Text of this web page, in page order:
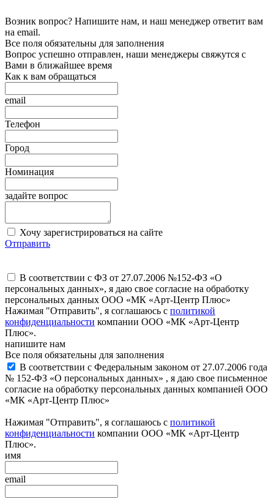
Возник вопрос? Напишите нам, и наш менеджер ответит вам
на email.
Все поля обязательны для заполнения
Вопрос успешно отправлен, наши менеджеры свяжутся с
Вами в ближайшее время
Как к вам обращаться
email
Телефон
Город
Номинация
задайте вопрос
Хочу зарегистрироваться на сайте
Отправить
В соответствии с ФЗ от 27.07.2006 №152-ФЗ «О
персональных данных», я даю свое согласие на обработку
персональных данных ООО «МК «Арт-Центр Плюс»
Нажимая "Отправить", я соглашаюсь с политикой
конфиденциальности компании ООО «МК «Арт-Центр
Плюс».
напишите нам
Все поля обязательны для заполнения
В соответствии с Федеральным законом от 27.07.2006 года
№ 152-ФЗ «О персональных данных» , я даю свое письменное
согласие на обработку персональных данных компанией ООО
«МК «Арт-Центр Плюс»
Нажимая "Отправить", я соглашаюсь с политикой
конфиденциальности компании ООО «МК «Арт-Центр
Плюс».
имя
email